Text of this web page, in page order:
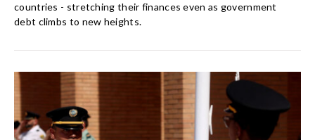
countries - stretching their finances even as government
debt climbs to new heights.